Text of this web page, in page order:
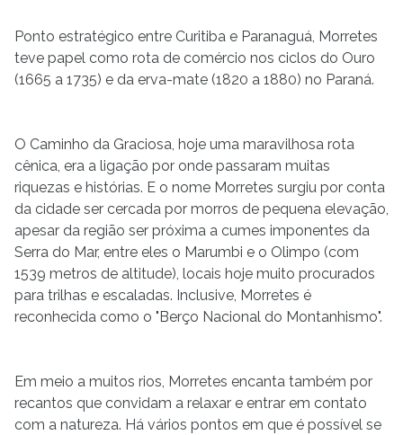
Ponto estratégico entre Curitiba e Paranaguá, Morretes
teve papel como rota de comércio nos ciclos do Ouro
(1665 a 1735) e da erva-mate (1820 a 1880) no Paraná.
O Caminho da Graciosa, hoje uma maravilhosa rota
cênica, era a ligação por onde passaram muitas
riquezas e histórias. E o nome Morretes surgiu por conta
da cidade ser cercada por morros de pequena elevação,
apesar da região ser próxima a cumes imponentes da
Serra do Mar, entre eles o Marumbi e o Olimpo (com
1539 metros de altitude), locais hoje muito procurados
para trilhas e escaladas. Inclusive, Morretes é
reconhecida como o "Berço Nacional do Montanhismo".
Em meio a muitos rios, Morretes encanta também por
recantos que convidam a relaxar e entrar em contato
com a natureza. Há vários pontos em que é possível se